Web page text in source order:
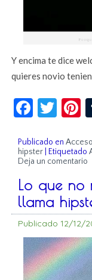
Y encima te dice
quieres novio
Publicado en
hipster
Etiquetado
Deja un comentario
Lo que no
llama
Publicado 12/12/